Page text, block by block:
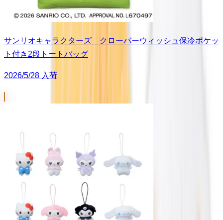
サンリオキャラクターズ クローバーウィッシュ保冷ポケッ
ト付き2段トートバッグ
2026/5/28 入荷